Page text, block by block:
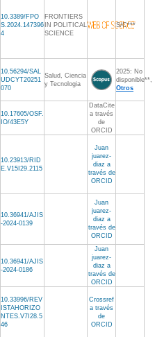
10.3389/FPO
S.2024.147396
4
FRONTIERS
IN POLITICAL
SCIENCE
S/C***
10.56294/SAL
UDCYT20251
070
Salud, Ciencia
y Tecnologia
2025: No
disponible**,
Otros
10.17605/OSF.
IO/43E5Y
DataCite
a través
de
ORCID
10.23913/RID
E.V15I29.2115
Juan
juarez-
diaz a
través de
ORCID
10.36941/AJIS
-2024-0139
Juan
juarez-
diaz a
través de
ORCID
10.36941/AJIS
-2024-0186
Juan
juarez-
diaz a
través de
ORCID
10.33996/REV
ISTAHORIZO
NTES.V7I28.5
46
Crossref
a través
de
ORCID